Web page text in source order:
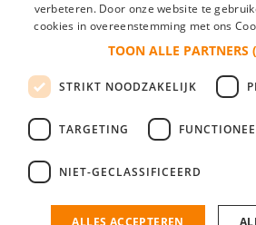
*
login gegevens onthouden
login
Bedrijf aanmelden
nieuwe collega/werknemer zo gevonden!
verbeteren. Door onze website te
cookies in overeenstemming met ons
TOON ALLE PARTNERS
STRIKT NOODZAKELIJK
TARGETING
NIET-GECLASSIFICEERD
ALLES ACCEPTEREN